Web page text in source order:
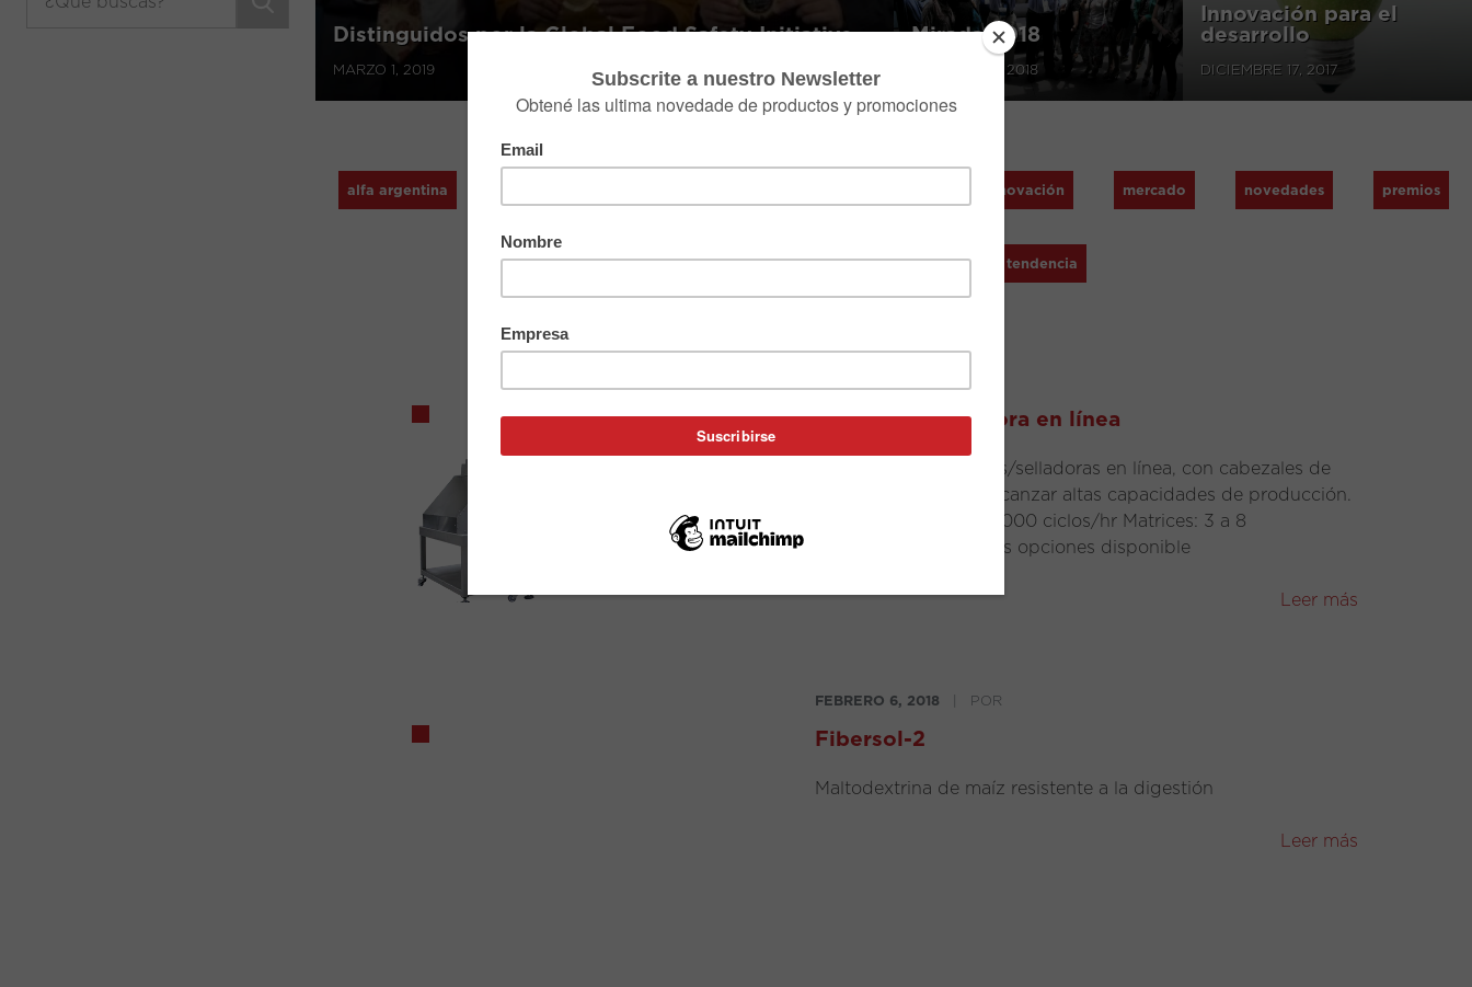
Distinguidos por la Global Food Safety Initiative
MARZO 1, 2019
Mirada 2018
FEBRERO 15, 2018
Innovación para el
desarrollo
DICIEMBRE 17, 2017
alfa argentina innovación mercado novedades premios
productos sin categorizar tendencia
Llenadora Selladora en línea
Modelos de llenadoras/selladoras en línea, con cabezales de
llenado capaces de alcanzar altas capacidades de producción.
Producción: hasta 20.000 ciclos/hr Matrices: 3 a 8
envases/ciclo Múltiples opciones disponible
Leer más
FEBRERO 6, 2018 POR
Fibersol-2
Maltodextrina de maíz resistente a la digestión
Leer más